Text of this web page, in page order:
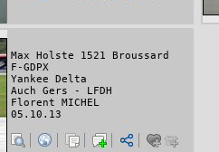
Max Holste 1521 Broussard
F-GDPX
Yankee Delta
Auch Gers - LFDH
Florent MICHEL
05.10.13